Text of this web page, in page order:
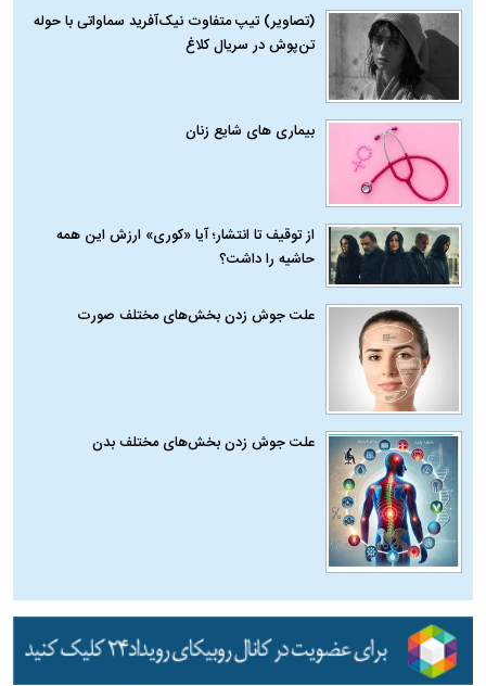
(تصاویر) تیپ متفاوت نیک‌آفرید سماواتی با حوله
تن‌پوش در سریال کلاغ
بیماری‌ های شایع زنان
از توقیف تا انتشار؛ آیا «کوری» ارزش این همه
حاشیه را داشت؟
علت جوش زدن بخش‌های مختلف صورت
علت جوش زدن بخش‌های مختلف بدن